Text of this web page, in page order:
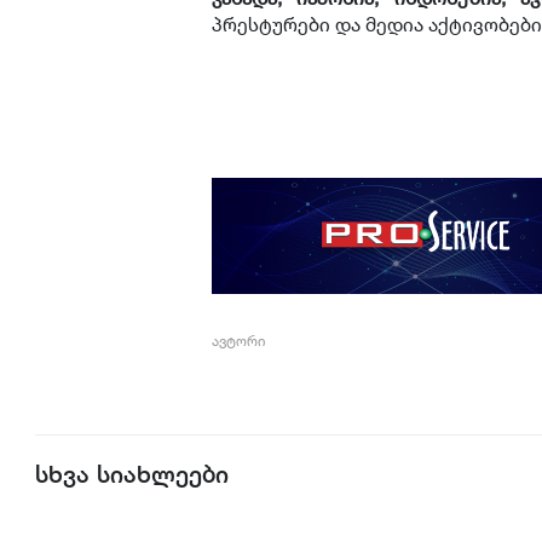
პრესტურები და მედია
ავტორი
სხვა სიახლეები